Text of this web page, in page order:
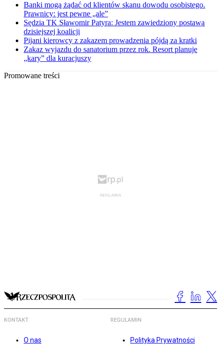
Banki mogą żądać od klientów skanu dowodu osobistego.
Prawnicy: jest pewne „ale”
Sędzia TK Sławomir Patyra: Jestem zawiedziony postawą
dzisiejszej koalicji
Pijani kierowcy z zakazem prowadzenia pójdą za kratki
Zakaz wyjazdu do sanatorium przez rok. Resort planuje
„kary” dla kuracjuszy
Promowane treści
KONTAKT
O nas
REGULAMIN
Polityka Prywatności